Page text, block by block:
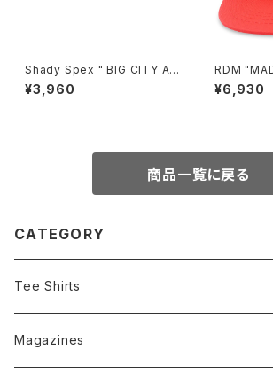
Shady Spex " BIG CITY AF
TER DARK " Hidden Charm
s:Black w/Polarized G15 le
¥3,960
RDM
CK
¥6,930
商品一覧に戻る
CATEGORY
Tee Shirts
Magazines